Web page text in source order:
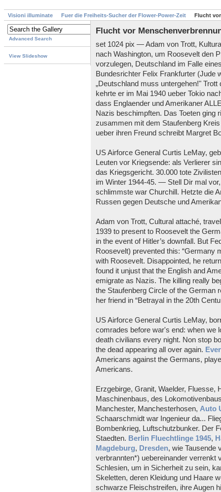
Visioni illuminate Fuer die Freiheits-Sucher der Flower-Power-Zeit Flucht
Advanced Search
View Slideshow
Flucht vor
set 1024 pix — Adam von Trott,
nach Washington, um Roosevelt den
vorzulegen, Deutschland im Falle
Bundesrichter Felix Frankfurter (Jude
„Deutschland muss untergehen!"
kehrte er im Mai 1940 ueber Tokio
dass Englaender und Amerikaner
Nazis beschimpften. Das Toeten ging
zusammen mit dem Staufenberg
ueber ihren Freund schreibt Margret
US Airforce General Curtis LeMay,
Leuten vor Kriegsende: als Verlierer
das Kriegsgericht. 30.000 tote
im Winter 1944-45. — Stell Dir mal
schlimmste war Churchill. Hetzte die
Russen gegen Deutsche und
Adam von Trott, Cultural attaché,
1939 to present to Roosevelt the
in the event of Hitler’s downfall. But
Roosevelt) prevented this: “Germany
with Roosevelt. Disappointed, he
found it unjust that the English and
emigrate as Nazis. The killing really
the Staufenberg Circle of the German
her friend in “Betrayal in the 20th
US Airforce General Curtis LeMay,
comrades before war's end: when we
death civilians every night. Non stop
the dead appearing all over again.
Americans against the Germans,
Americans.
Erzgebirge, Granit, Waelder, Fluesse,
Maschinenbaus, des
Manchester, Manchesterhosen, Auto
Schaarschmidt war Ingenieur da...
Bombenkrieg, Luftschutzbunker. Der
Staedten. Berlin Fluechtlinge 1945,
Magdeburg, Dresden, wie Tausende
verbrannten*) uebereinander verrenkt
Schlesien, um in Sicherheit zu sein,
Skeletten, deren Kleidung und Haare
schwarze Fleischstreifen, ihre Augen